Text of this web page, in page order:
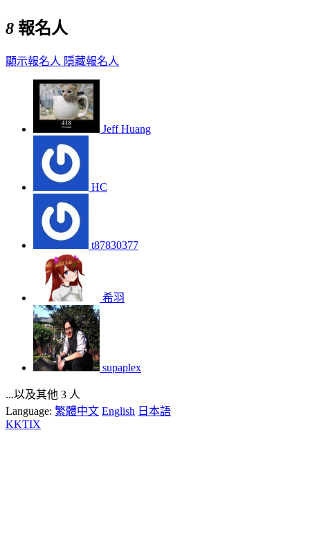
8 報名人
顯示報名人 隱藏報名人
Jeff Huang
HC
t87830377
希羽
supaplex
...以及其他 3 人
Language: 繁體中文 English 日本語
KKTIX